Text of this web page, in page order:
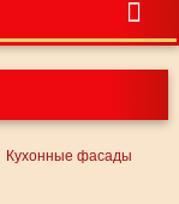
Кухонные фасады